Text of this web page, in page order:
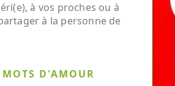
à vos proches ou à
à la personne de
MOTS D'AMOUR